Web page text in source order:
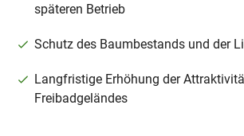
Umbau des Bohrplatzes in den
späteren Betrieb
Schutz des Baumbestands und der
Langfristige Erhöhung der
Freibadgeländes